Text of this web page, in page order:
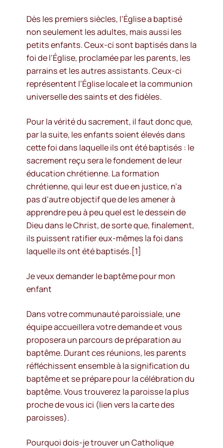
Dès les premiers siècles, l’Église a baptisé
non seulement les adultes, mais aussi les
petits enfants. Ceux-ci sont baptisés dans la
foi de l’Église, proclamée par les parents, les
parrains et les autres assistants. Ceux-ci
représentent l’Église locale et la communion
universelle des saints et des fidèles.
Pour la vérité du sacrement, il faut donc que,
par la suite, les enfants soient élevés dans
cette foi dans laquelle ils ont été baptisés : le
sacrement reçu sera le fondement de leur
éducation chrétienne. La formation
chrétienne, qui leur est due en justice, n’a
pas d’autre objectif que de les amener à
apprendre peu à peu quel est le dessein de
Dieu dans le Christ, de sorte que, finalement,
ils puissent ratifier eux-mêmes la foi dans
laquelle ils ont été baptisés.[1]
Je veux demander le baptême pour mon
enfant
Dans votre communauté paroissiale, une
équipe accueillera votre demande et vous
proposera un parcours de préparation au
baptême. Durant ces réunions, les parents
réfléchissent ensemble à la signification du
baptême et se prépare pour la célébration du
baptême. Vous trouverez la paroisse la plus
proche de vous ici (lien vers la carte des
paroisses).
Pourquoi dois-je trouver un Catholique